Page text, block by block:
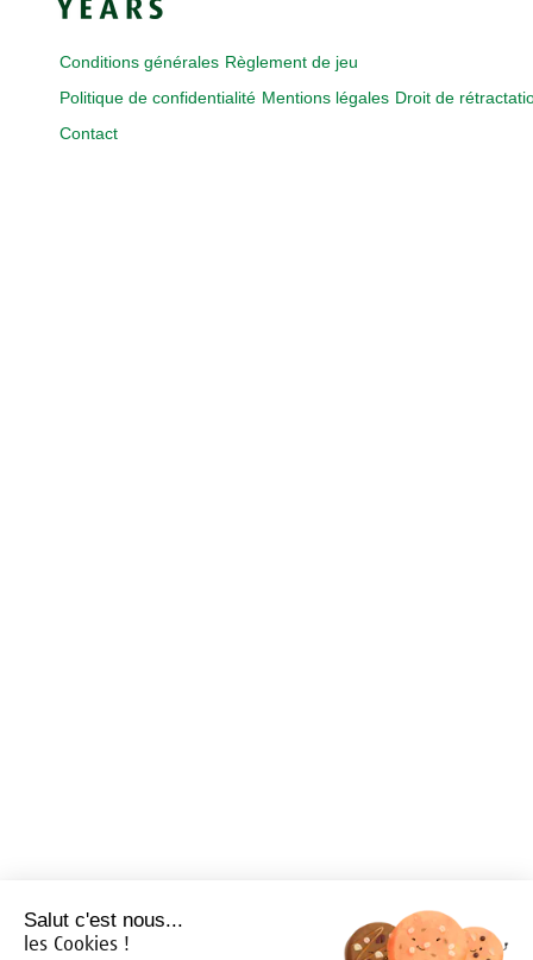
Conditions générales Règlement de jeu
Politique de confidentialité Mentions légales Droit de
Contact
Salut c'est nous...
les Cookies !